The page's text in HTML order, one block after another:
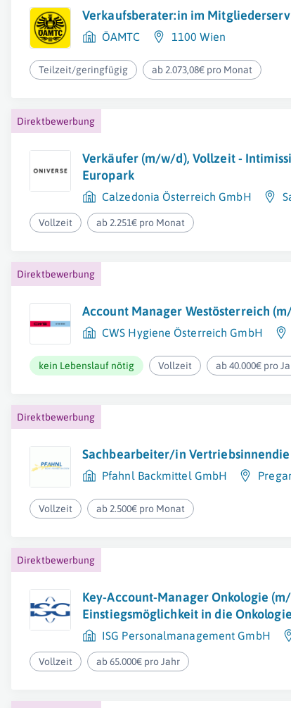
Verkaufsberater:in im
ÖAMTC 1100 Wien
Teilzeit/geringfügig ab 2.073,08€ pro Monat
Direktbewerbung
Verkäufer (m/w/d), Vollzeit -
Europark
Calzedonia Österreich GmbH
Vollzeit ab 2.251€ pro Monat
Direktbewerbung
Account Manager Westösterreich
CWS Hygiene Österreich GmbH
kein Lebenslauf nötig Vollzeit ab 40.000€ pro
Direktbewerbung
Sachbearbeiter/in
Pfahnl Backmittel GmbH
Vollzeit ab 2.500€ pro Monat
Direktbewerbung
Key-Account-Manager Onkologie
Einstiegsmöglichkeit in die Onkologie
ISG Personalmanagement GmbH
Vollzeit ab 65.000€ pro Jahr